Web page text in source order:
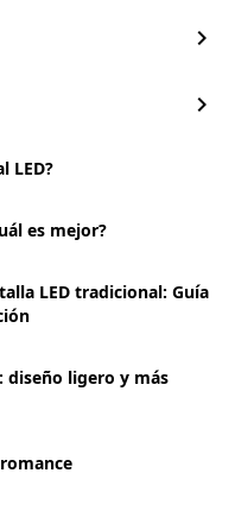
chevron_right
chevron_right
LED?
es mejor?
LED tradicional: Guía
diseño ligero y más